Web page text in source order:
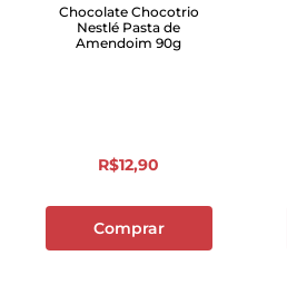
Chocolate Chocotrio
Nestlé Pasta de
Amendoim 90g
R$12,90
Comprar